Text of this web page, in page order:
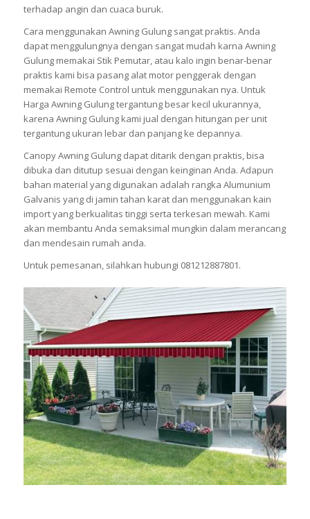
terhadap angin dan cuaca buruk.
Cara menggunakan Awning Gulung sangat praktis. Anda
dapat menggulungnya dengan sangat mudah karna Awning
Gulung memakai Stik Pemutar, atau kalo ingin benar-benar
praktis kami bisa pasang alat motor penggerak dengan
memakai Remote Control untuk menggunakan nya. Untuk
Harga Awning Gulung tergantung besar kecil ukurannya,
karena Awning Gulung kami jual dengan hitungan per unit
tergantung ukuran lebar dan panjang ke depannya.
Canopy Awning Gulung dapat ditarik dengan praktis, bisa
dibuka dan ditutup sesuai dengan keinginan Anda. Adapun
bahan material yang digunakan adalah rangka Alumunium
Galvanis yang di jamin tahan karat dan menggunakan kain
import yang berkualitas tinggi serta terkesan mewah. Kami
akan membantu Anda semaksimal mungkin dalam merancang
dan mendesain rumah anda.
Untuk pemesanan, silahkan hubungi 081212887801.